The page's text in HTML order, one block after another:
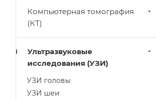
Компьютерная томография
(КТ)
Ультразвуковые
исследования (УЗИ)
УЗИ головы
УЗИ шеи